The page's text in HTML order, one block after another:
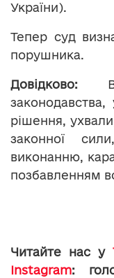
України).
Тепер суд
порушника.
Довідково:
рішення,
законної
виконанню,
позбавленням
Читайте нас у
Instagram: